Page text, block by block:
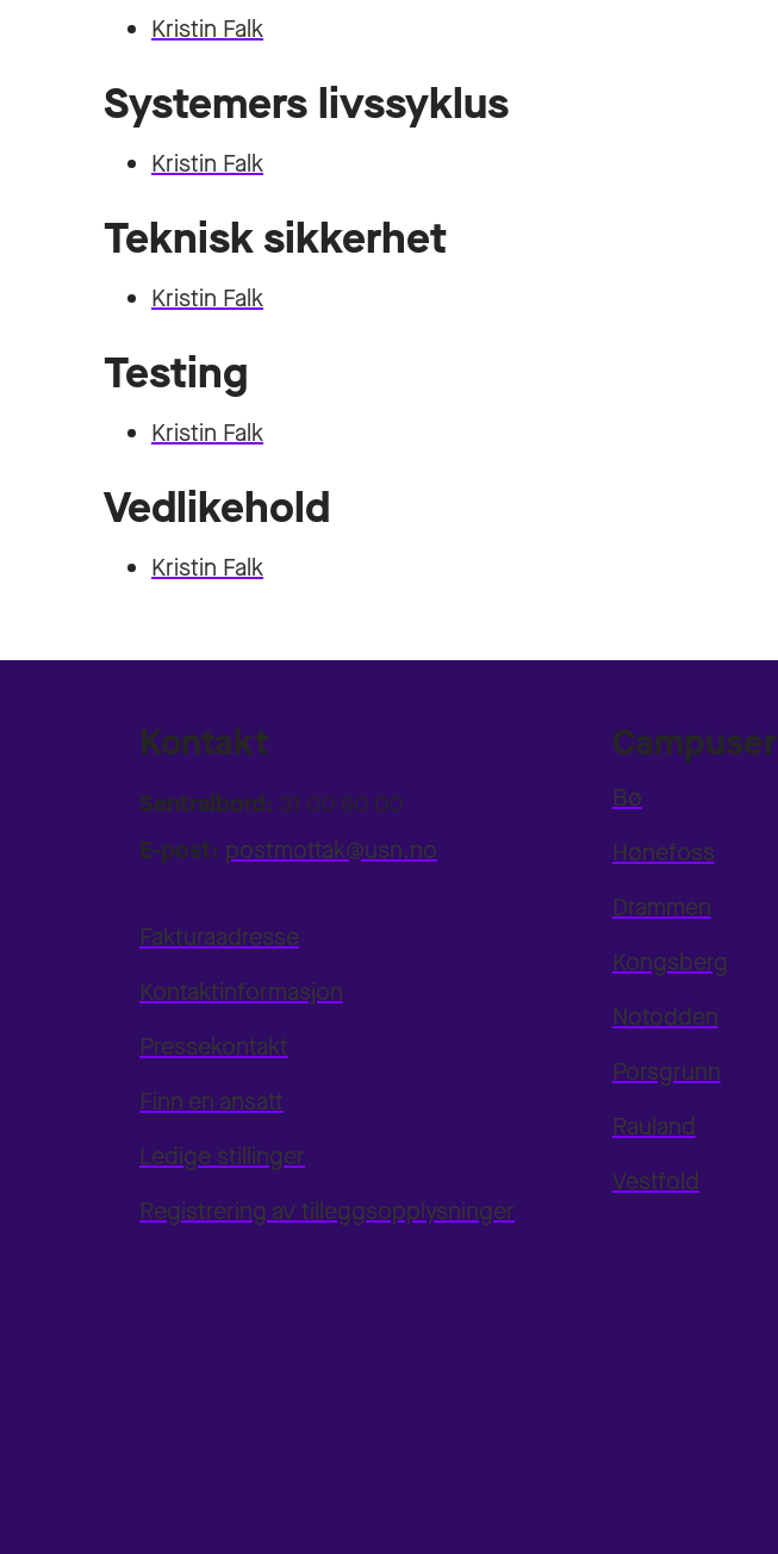
Kristin Falk
Systemers livssyklus
Kristin Falk
Teknisk sikkerhet
Kristin Falk
Testing
Kristin Falk
Vedlikehold
Kristin Falk
Kontakt
Sentralbord: 31 00 80 00
E-post: postmottak@usn.no
Fakturaadresse
Kontaktinformasjon
Pressekontakt
Finn en ansatt
Ledige stillinger
Registrering av tilleggsopplysninger
Campuser
Bø
Hønefoss
Drammen
Kongsberg
Notodden
Porsgrunn
Rauland
Vestfold